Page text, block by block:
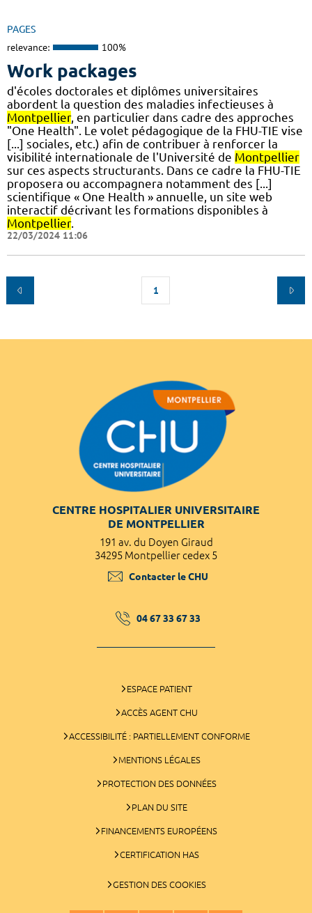
PAGES
relevance: 100%
Work packages
d'écoles doctorales et diplômes universitaires
abordent la question des maladies infectieuses à
Montpellier, en particulier dans cadre des approches
"One Health". Le volet pédagogique de la FHU-TIE vise
[...] sociales, etc.) afin de contribuer à renforcer la
visibilité internationale de l'Université de Montpellier
sur ces aspects structurants. Dans ce cadre la FHU-TIE
proposera ou accompagnera notamment des [...]
scientifique « One Health » annuelle, un site web
interactif décrivant les formations disponibles à
Montpellier.
22/03/2024 11:06
1
CENTRE HOSPITALIER UNIVERSITAIRE
DE MONTPELLIER
191 av. du Doyen Giraud
34295 Montpellier cedex 5
Contacter le CHU
04 67 33 67 33
ESPACE PATIENT
ACCÈS AGENT CHU
ACCESSIBILITÉ : PARTIELLEMENT CONFORME
MENTIONS LÉGALES
PROTECTION DES DONNÉES
PLAN DU SITE
FINANCEMENTS EUROPÉENS
CERTIFICATION HAS
GESTION DES COOKIES